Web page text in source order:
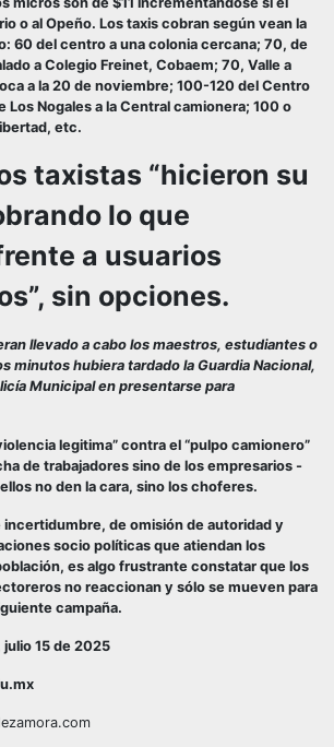
o al Opeño. Los taxis cobran según vean la
60 del centro a una colonia cercana; 70, de
a Colegio Freinet, Cobaem; 70, Valle a
a la 20 de noviembre; 100-120 del Centro
Los Nogales a la Central camionera; 100 o
etc.
taxistas “hicieron su
lo que
a usuarios
sin opciones.
llevado a cabo los maestros, estudiantes o
minutos hubiera tardado la Guardia Nacional,
Municipal en presentarse para
legitima” contra el “pulpo camionero”
de trabajadores sino de los empresarios -
no den la cara, sino los choferes.
incertidumbre, de omisión de autoridad y
socio políticas que atiendan los
es algo frustrante constatar que los
no reaccionan y sólo se mueven para
campaña.
15 de 2025